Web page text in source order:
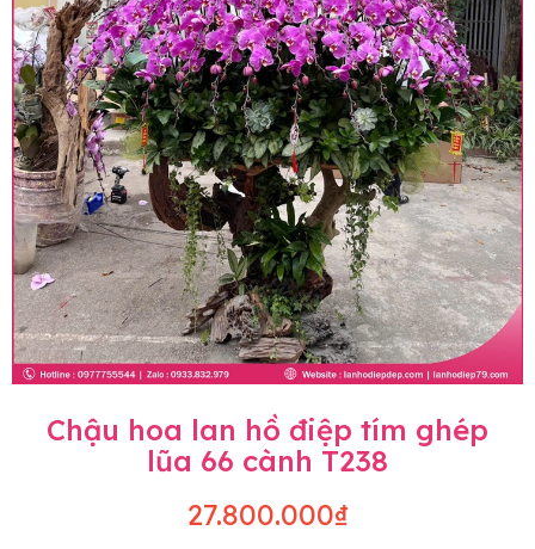
Chậu hoa lan hồ điệp tím ghép
lũa 66 cành T238
27.800.000₫